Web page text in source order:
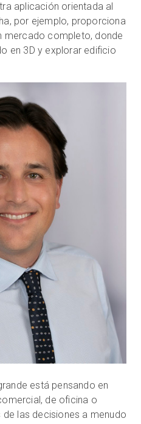
aplicación orientada al
por ejemplo, proporciona
mercado completo, donde
en 3D y explorar edificio
está pensando en
de oficina o
las decisiones a menudo